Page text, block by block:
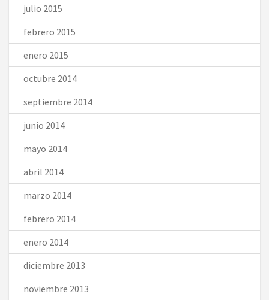
julio 2015
febrero 2015
enero 2015
octubre 2014
septiembre 2014
junio 2014
mayo 2014
abril 2014
marzo 2014
febrero 2014
enero 2014
diciembre 2013
noviembre 2013